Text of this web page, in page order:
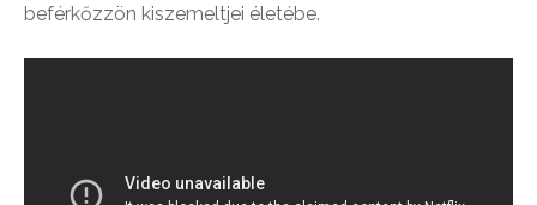
beférkőzzön kiszemeltjei életébe.